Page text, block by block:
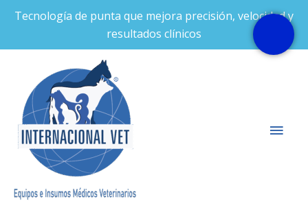
Tecnología de punta que mejora precisión, velocidad y
resultados clínicos